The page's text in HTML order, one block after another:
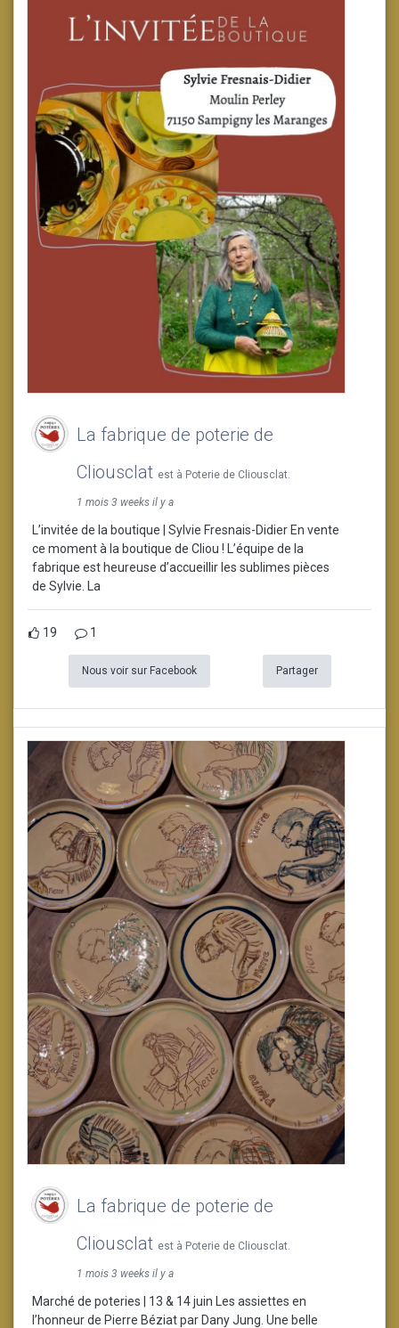
La fabrique de poterie de
Cliousclat est à Poterie de Cliousclat.
1 mois 3 weeks il y a
L’invitée de la boutique | Sylvie Fresnais-Didier En vente
ce moment à la boutique de Cliou ! L’équipe de la
fabrique est heureuse d’accueillir les sublimes pièces
de Sylvie. La
19 1
Nous voir sur Facebook Partager
La fabrique de poterie de
Cliousclat est à Poterie de Cliousclat.
1 mois 3 weeks il y a
Marché de poteries | 13 & 14 juin Les assiettes en
l’honneur de Pierre Béziat par Dany Jung. Une belle